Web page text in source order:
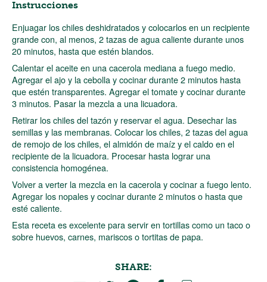
Instrucciones
Enjuagar los chiles deshidratados y colocarlos en un recipiente
grande con, al menos, 2 tazas de agua caliente durante unos
20 minutos, hasta que estén blandos.
Calentar el aceite en una cacerola mediana a fuego medio.
Agregar el ajo y la cebolla y cocinar durante 2 minutos hasta
que estén transparentes. Agregar el tomate y cocinar durante
3 minutos. Pasar la mezcla a una licuadora.
Retirar los chiles del tazón y reservar el agua. Desechar las
semillas y las membranas. Colocar los chiles, 2 tazas del agua
de remojo de los chiles, el almidón de maíz y el caldo en el
recipiente de la licuadora. Procesar hasta lograr una
consistencia homogénea.
Volver a verter la mezcla en la cacerola y cocinar a fuego lento.
Agregar los nopales y cocinar durante 2 minutos o hasta que
esté caliente.
Esta receta es excelente para servir en tortillas como un taco o
sobre huevos, carnes, mariscos o tortitas de papa.
SHARE: